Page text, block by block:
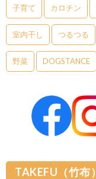
子育て カロチン
室内干し つるつる
野菜 DOGSTANCE
TAKEFU（竹布）